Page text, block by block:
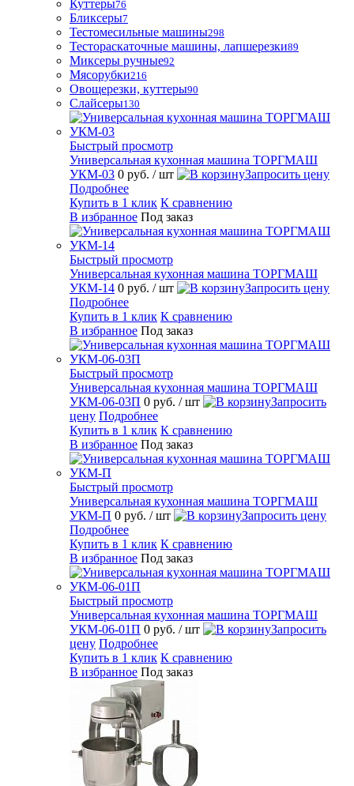
Куттеры76
Бликсеры7
Тестомесильные машины298
Тестораскаточные машины, лапшерезки89
Миксеры ручные92
Мясорубки216
Овощерезки, куттеры90
Слайсеры130
Быстрый просмотр
Универсальная кухонная машина ТОРГМАШ
УКМ-03 0 руб. / шт
Запросить цену
Подробнее
Купить в 1 клик К сравнению
В избранное Под заказ
Быстрый просмотр
Универсальная кухонная машина ТОРГМАШ
УКМ-14 0 руб. / шт
Запросить цену
Подробнее
Купить в 1 клик К сравнению
В избранное Под заказ
Быстрый просмотр
Универсальная кухонная машина ТОРГМАШ
УКМ-06-03П 0 руб. / шт
Запросить
цену Подробнее
Купить в 1 клик К сравнению
В избранное Под заказ
Быстрый просмотр
Универсальная кухонная машина ТОРГМАШ
УКМ-П 0 руб. / шт
Запросить цену
Подробнее
Купить в 1 клик К сравнению
В избранное Под заказ
Быстрый просмотр
Универсальная кухонная машина ТОРГМАШ
УКМ-06-01П 0 руб. / шт
Запросить
цену Подробнее
Купить в 1 клик К сравнению
В избранное Под заказ